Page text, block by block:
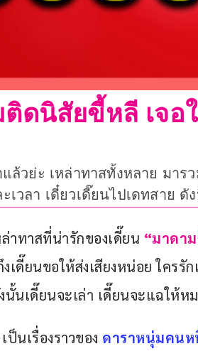
ดนิสัยขี้หลี เจอ
ล้วย่ะ เหล่าทาสทั้งหลาย มาร
เวลา เดี๋ยวเดี๊ยนไปเดทสาย
าทาสที่น่ารักของเดี๊ยน “มาดา
เดี๊ยนขอให้ส่งเสียงหน่อย ใคร
นั้นเดี๊ยนจะเล่า เดี๊ยนจะแฉให้ห
ป็นเรื่องราวของ ดาราหนุ่มคนห